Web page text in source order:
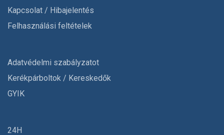
Kapcsolat / Hibajelentés
Felhasználási feltételek
Adatvédelmi szabályzatot
Kerékpárboltok / Kereskedők
GYIK
24H